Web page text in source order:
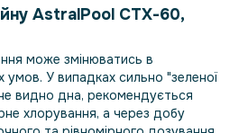
AstralPool СТХ-60,
може змінюватись в
умов. У випадках сильно "зеленої
видно дна, рекомендується
хлорування, а через добу